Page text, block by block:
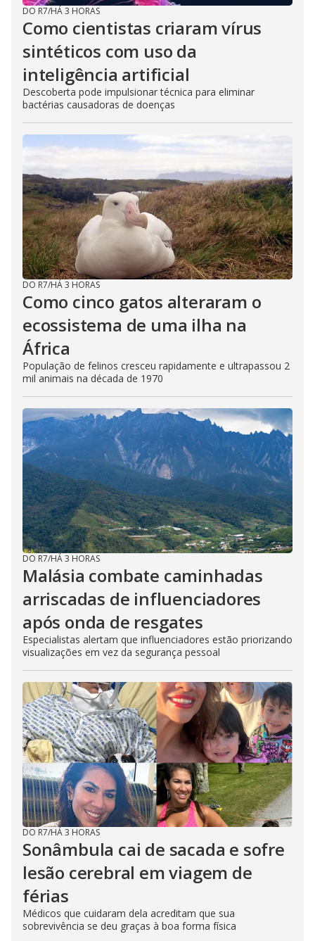
DO R7/HÁ 3 HORAS
Como cientistas criaram vírus
sintéticos com uso da
inteligência artificial
Descoberta pode impulsionar técnica para eliminar
bactérias causadoras de doenças
DO R7/HÁ 3 HORAS
Como cinco gatos alteraram o
ecossistema de uma ilha na
África
População de felinos cresceu rapidamente e ultrapassou 2
mil animais na década de 1970
DO R7/HÁ 3 HORAS
Malásia combate caminhadas
arriscadas de influenciadores
após onda de resgates
Especialistas alertam que influenciadores estão priorizando
visualizações em vez da segurança pessoal
DO R7/HÁ 3 HORAS
Sonâmbula cai de sacada e sofre
lesão cerebral em viagem de
férias
Médicos que cuidaram dela acreditam que sua
sobrevivência se deu graças à boa forma física